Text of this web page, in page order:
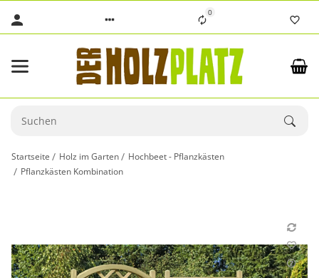
0
Startseite Holz im Garten
Hochbeet - Pflanzkästen
Pflanzkästen Kombination